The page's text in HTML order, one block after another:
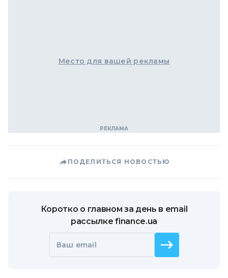
Место для вашей рекламы
ПОДЕЛИТЬСЯ НОВОСТЬЮ
Коротко о главном за день в email
рассылке finance.ua
Ваш email